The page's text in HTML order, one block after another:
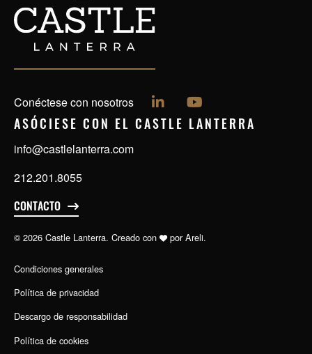
Conéctese con nosotros Síguenos en LinkedIn
Síguenos en
ASÓCIESE CON EL CASTLE LANTERRA
info@castlelanterra.com
212.201.8055
CONTACTO
© 2026 Castle Lanterra. Creado con porAreli.
Condiciones generales
Política de privacidad
Descargo de responsabilidad
Política de cookies